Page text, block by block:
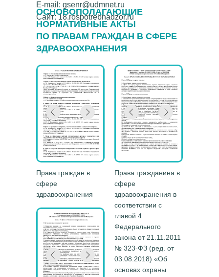
E-mail: gsenr@udmnet.ru
Сайт: 18.rospotrebnadzor.ru
ОСНОВОПОЛАГАЮЩИЕ
НОРМАТИВНЫЕ АКТЫ
ПО ПРАВАМ ГРАЖДАН В СФЕРЕ
ЗДРАВООХРАНЕНИЯ
Права граждан в
сфере
здравоохранения
Права гражданина в
сфере
здравоохранения в
соответствии с
главой 4
Федерального
закона от 21.11.2011
№ 323-ФЗ (ред. от
03.08.2018) «Об
основах охраны